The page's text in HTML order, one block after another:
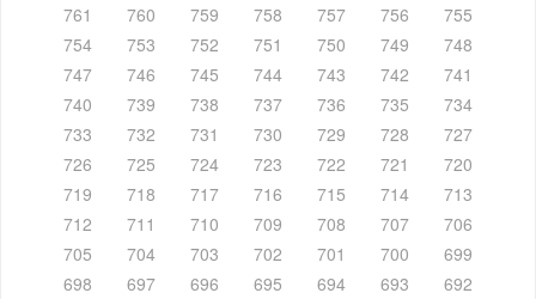
761
760 759 758 757 756
755
754
753 752 751 750 749
748
747
746 745 744 743 742
741
740
739 738 737 736 735
734
733
732 731 730 729 728
727
726
725 724 723 722 721
720
719
718 717 716 715 714
713
712
711 710 709 708 707
706
705
704 703 702 701 700
699
698
697 696 695 694 693
692